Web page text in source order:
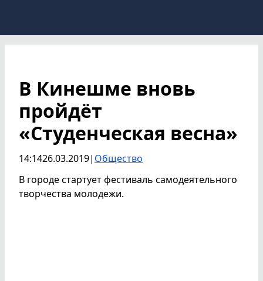
В Кинешме вновь
пройдёт
«Студенческая весна»
14:1426.03.2019| Общество
В городе стартует фестиваль самодеятельного
творчества молодежи.